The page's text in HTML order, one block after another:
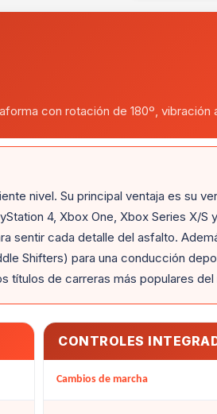
con rotación de 180º, vibración
nivel. Su principal ventaja es su
4, Xbox One, Xbox Series X/S
sentir cada detalle del asfalto.
Shifters) para una conducción
títulos de carreras más populares
CONTROLES
Cambios de marcha